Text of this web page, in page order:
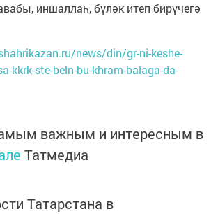
иншаллаһ, бүләк итеп бирүчегә
news/din/gr-ni-keshe-
kkrk-ste-beln-bu-khram-balaga-da-
важным и интересным в
Татмедиа
Татарстана в